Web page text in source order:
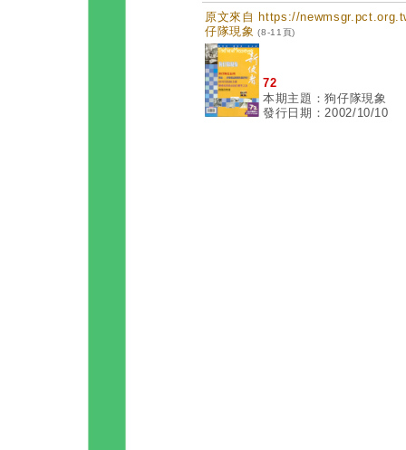
原文來自 https://
仔隊現象 (8-11頁)
72
本期主題：狗仔隊現象
發行日期：2002/10/10